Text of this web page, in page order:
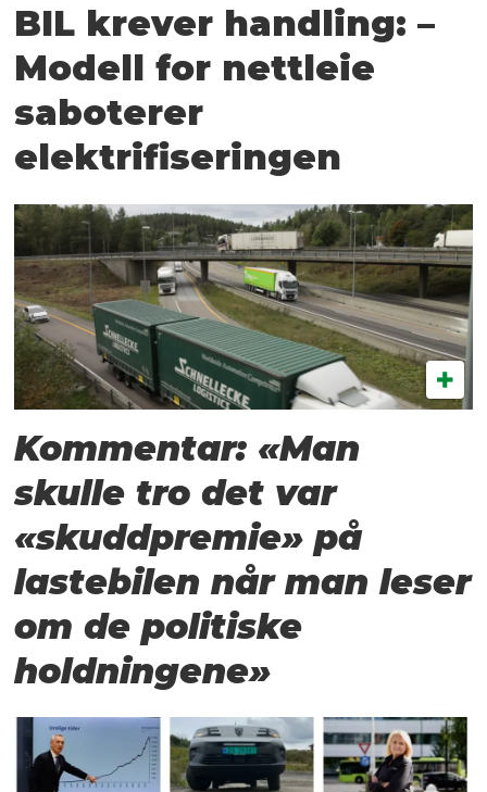
BIL krever handling: –
Modell for nettleie
saboterer
elektrifiseringen
Kommentar: «Man
skulle tro det var
«skuddpremie» på
lastebilen når man leser
om de politiske
holdningene»